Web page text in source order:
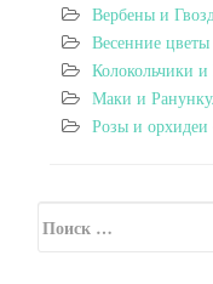
Вербены и
Весенние цветы
Колокольчики
Маки и
Розы и орхидеи
Secondary
Искать: